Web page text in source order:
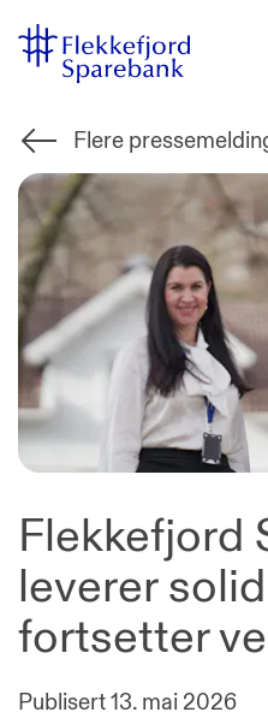
Gå til sideinnhold
Sparebank
Flere
Flekkefjord
leverer
fortsetter
Publisert13. mai 2026
er
Miljøfyrtårn-